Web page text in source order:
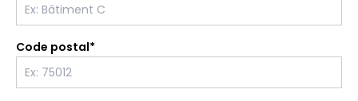
Code postal*